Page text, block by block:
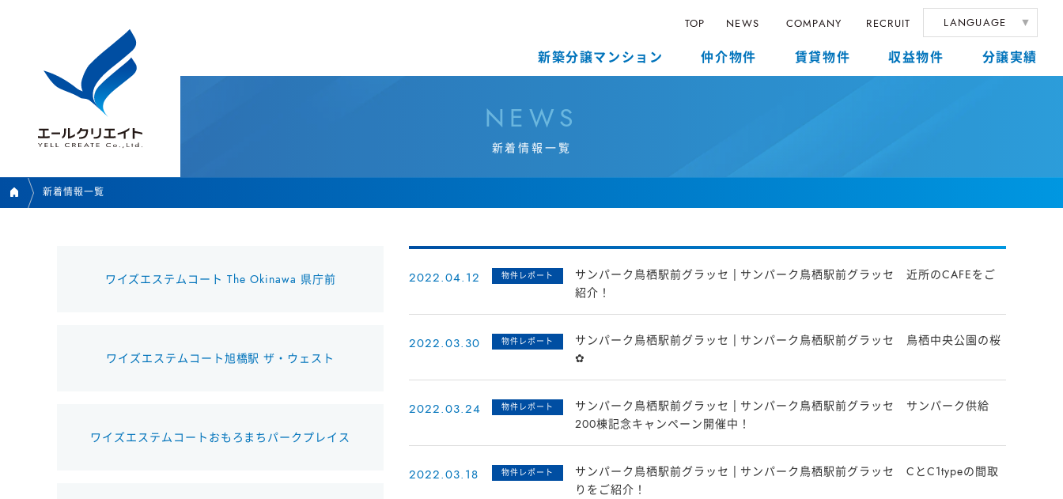
TOP NEWS COMPANY RECRUIT LANGUAGE
新築分譲マンション 仲介物件 賃貸物件 収益物件 分譲実績
新着情報 一 覧
N E WS
新着情報一覧
ワイズエステムコート The Okinawa 県庁前
ワイズエステムコート旭橋駅 ザ・ウェスト
ワイズエステムコートおもろまちパークプレイス
2022.04.12 物件レポート
サンパーク鳥栖駅前グラッセ | サンパーク鳥栖駅前グラッセ 近所のCAFEをご
紹介！
2022.03.30 物件レポート
サンパーク鳥栖駅前グラッセ | サンパーク鳥栖駅前グラッセ 鳥栖中央公園の桜
✿
2022.03.24 物件レポート
サンパーク鳥栖駅前グラッセ | サンパーク鳥栖駅前グラッセ サンパーク供給
200棟記念キャンペーン開催中！
2022.03.18 物件レポート
サンパーク鳥栖駅前グラッセ | サンパーク鳥栖駅前グラッセ CとC1typeの間取
りをご紹介！